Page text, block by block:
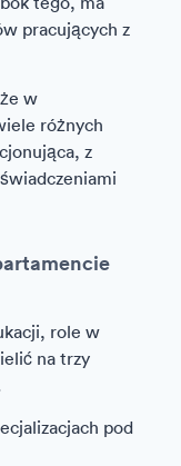
pracujących z
w
różnych
z
role w
na trzy
pod